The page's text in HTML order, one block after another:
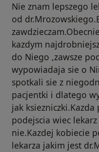
Nie znam lepszego
od
kazdym
do Niego ,zawsze
wypowiadaja sie o
spotkali sie z
pacjentki i dlatego
jak
podejscia wiec
nie.Kazdej kobiecie
lekarza jakim jest